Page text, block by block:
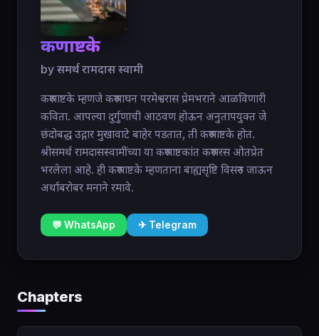
करुणाष्टके
by समर्थ रामदास स्वामी‎
करुणाष्टके म्हणजे करुणाघन परमेश्वरास प्रेमभराने आळविणारी
कविता. आपल्या दुर्गुणाची आठवण होऊन अनुतापयुक्त जे
छंदोबद्ध उद्गार मुखावाटे बाहेर पडतात, ती करुणाष्टके होत.
श्रीसमर्थ रामदासस्वामींच्या या करुणाष्टकांत करुणरस ओतप्रेत
भरलेला आहे. ही करुणाष्टके म्हणताना बाह्यसृष्टि विसरुन जाऊन
अर्थाबरोबर मनाने रमावे.
💬 WhatsApp ✈ Telegram
Chapters